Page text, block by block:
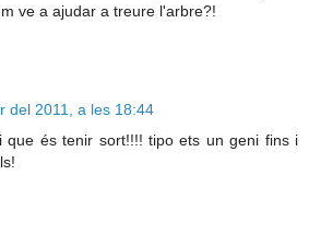
ve a ajudar a treure l'arbre?!
del 2011, a les 18:44
que és tenir sort!!!! tipo ets un geni fins i